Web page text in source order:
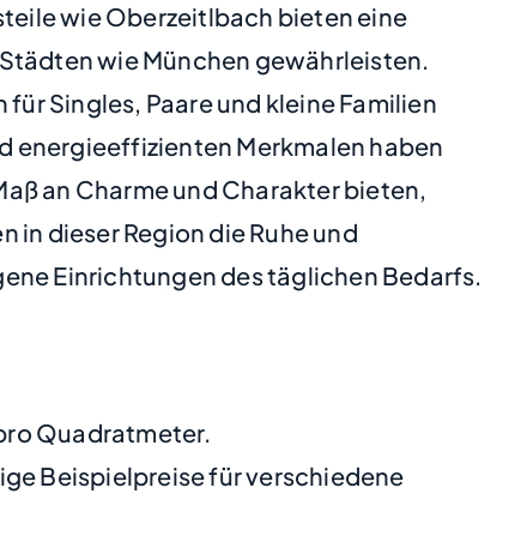
wie Oberzeitlbach bieten eine
wie München gewährleisten.
Singles, Paare und kleine Familien
energieeffizienten Merkmalen haben
an Charme und Charakter bieten,
dieser Region die Ruhe und
Einrichtungen des täglichen Bedarfs.
Quadratmeter.
Beispielpreise für verschiedene